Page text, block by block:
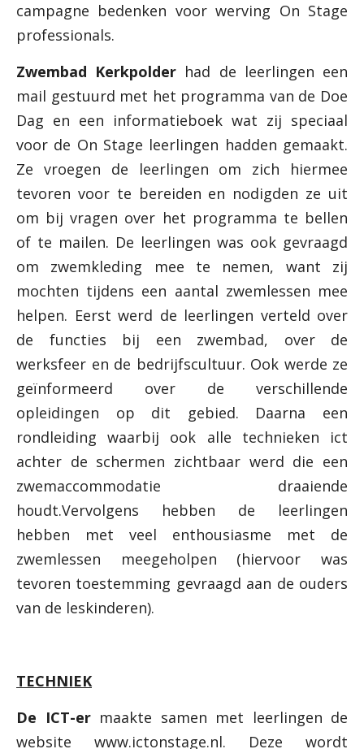
campagne bedenken voor werving On Stage
professionals.
Zwembad Kerkpolder had de leerlingen een
mail gestuurd met het programma van de Doe
Dag en een informatieboek wat zij speciaal
voor de On Stage leerlingen hadden gemaakt.
Ze vroegen de leerlingen om zich hiermee
tevoren voor te bereiden en nodigden ze uit
om bij vragen over het programma te bellen
of te mailen. De leerlingen was ook gevraagd
om zwemkleding mee te nemen, want zij
mochten tijdens een aantal zwemlessen mee
helpen. Eerst werd de leerlingen verteld over
de functies bij een zwembad, over de
werksfeer en de bedrijfscultuur. Ook werde ze
geïnformeerd over de verschillende
opleidingen op dit gebied. Daarna een
rondleiding waarbij ook alle technieken ict
achter de schermen zichtbaar werd die een
zwemaccommodatie draaiende
houdt.Vervolgens hebben de leerlingen
hebben met veel enthousiasme met de
zwemlessen meegeholpen (hiervoor was
tevoren toestemming gevraagd aan de ouders
van de leskinderen).
TECHNIEK
De ICT-ermaakte samen met leerlingen de
website www.ictonstage.nl. Deze wordt